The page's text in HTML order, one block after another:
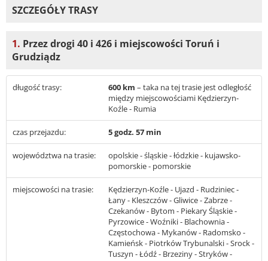
SZCZEGÓŁY TRASY
1. Przez drogi 40 i 426 i miejscowości Toruń i
Grudziądz
długość trasy: 600 km – taka na tej trasie jest odległość
między miejscowościami Kędzierzyn-
Koźle - Rumia
czas przejazdu: 5 godz. 57 min
województwa na trasie:
opolskie - śląskie - łódzkie - kujawsko-
pomorskie - pomorskie
miejscowości na trasie:
Kędzierzyn-Koźle - Ujazd - Rudziniec -
Łany - Kleszczów - Gliwice - Zabrze -
Czekanów - Bytom - Piekary Śląskie -
Pyrzowice - Woźniki - Blachownia -
Częstochowa - Mykanów - Radomsko -
Kamieńsk - Piotrków Trybunalski - Srock -
Tuszyn - Łódź - Brzeziny - Stryków -